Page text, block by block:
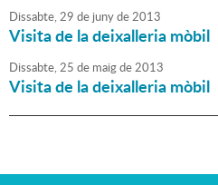
Dissabte,29 de junyde2013
Visita de la deixalleria mòbil
Dissabte,25 de maigde2013
Visita de la deixalleria mòbil